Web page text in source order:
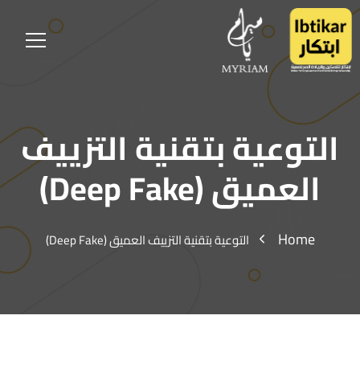
التوعية بتقنية التزييف
العميق (Deep Fake)
Home التوعية بتقنية التزييف العميق (Deep Fake)